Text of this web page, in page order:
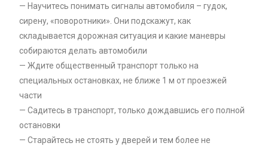
— Научитесь понимать сигналы автомобиля – гудок,
сирену, «поворотники». Они подскажут, как
складывается дорожная ситуация и какие маневры
собираются делать автомобили
— Ждите общественный транспорт только на
специальных остановках, не ближе 1 м от проезжей
части
— Садитесь в транспорт, только дождавшись его полной
остановки
— Старайтесь не стоять у дверей и тем более не